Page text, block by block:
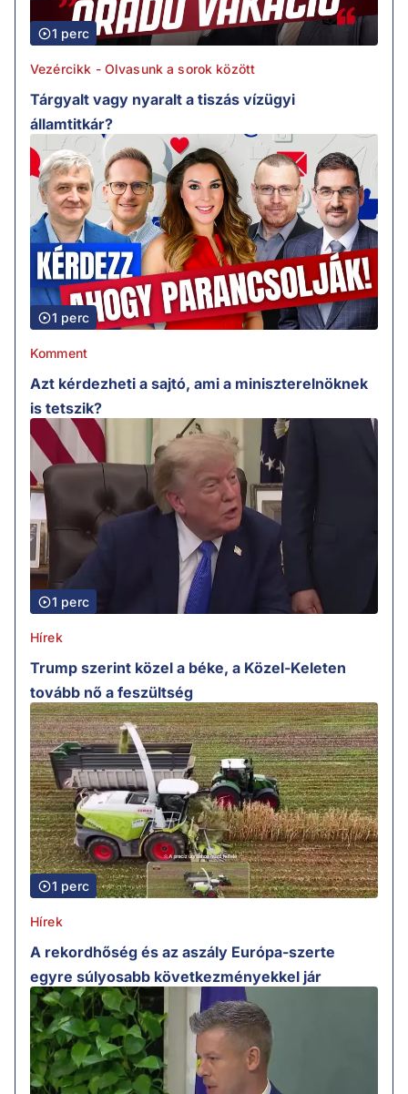
1 perc
Vezércikk - Olvasunk a sorok között
Tárgyalt vagy nyaralt a tiszás vízügyi
államtitkár?
1 perc
Komment
Azt kérdezheti a sajtó, ami a miniszterelnöknek
is tetszik?
1 perc
Hírek
Trump szerint közel a béke, a Közel-Keleten
tovább nő a feszültség
1 perc
Hírek
A rekordhőség és az aszály Európa-szerte
egyre súlyosabb következményekkel jár